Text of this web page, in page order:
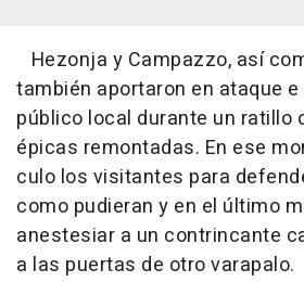
Hezonja y Campazzo, así
también aportaron en ataque
público local durante un ratillo
épicas remontadas. En ese
culo los visitantes para
como pudieran y en el último
anestesiar a un contrincante
a las puertas de otro varapalo.